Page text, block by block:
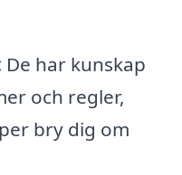
De har kunskap
och regler,
bry dig om